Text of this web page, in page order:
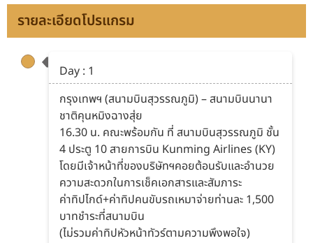
รายละเอียดโปรแกรม
Day : 1
กรุงเทพฯ (สนามบินสุวรรณภูมิ) – สนามบินนานา
ชาติคุนหมิงฉางสุ่ย
16.30 น. คณะพร้อมกัน ที่ สนามบินสุวรรณภูมิ ชั้น
4 ประตู 10 สายการบิน Kunming Airlines (KY)
โดยมีเจ้าหน้าที่ของบริษัทฯคอยต้อนรับและอำนวย
ความสะดวกในการเช็คเอกสารและสัมภาระ
ค่าทิปไกด์+ค่าทิปคนขับรถเหมาจ่ายท่านละ 1,500
บาทชำระที่สนามบิน
(ไม่รวมค่าทิปหัวหน้าทัวร์ตามความพึงพอใจ)